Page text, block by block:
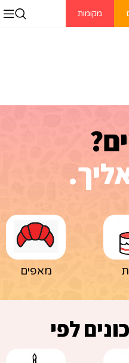
מקומות
ים?
מאפים
לפי